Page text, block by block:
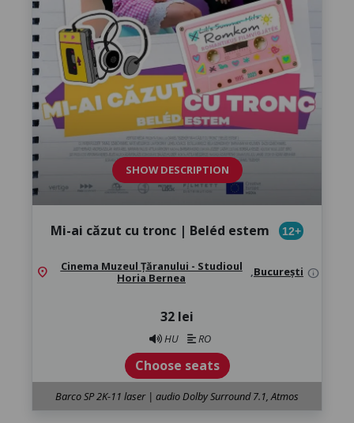
SHOW DESCRIPTION
Mi-ai căzut cu tronc | Beléd estem 12+
location_on
Cinema Muzeul Țăranului - Studioul
Horia Bernea
,București info
32 lei
HU RO
Choose seats
Barco SP 2K-11 laser | audio Dolby Surround 7.1, Atmos